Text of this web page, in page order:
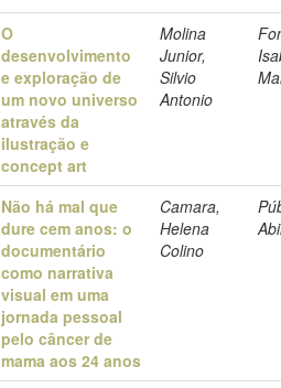
O
desenvolvimento
e exploração de
um novo universo
através da
ilustração e
concept art
Molina
Junior,
Silvio
Antonio
Não há mal que
dure cem anos: o
documentário
como narrativa
visual em uma
jornada pessoal
pelo câncer de
mama aos 24 anos
Camara,
Helena
Colino